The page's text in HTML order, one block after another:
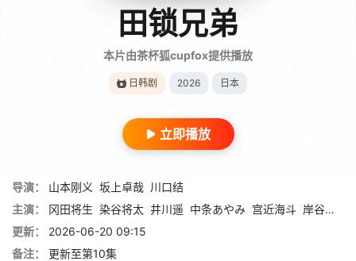
田锁兄弟
本片由茶杯狐cupfox提供播放
日韩剧 2026 日本
立即播放
导演： 山本刚义 坂上卓哉 川口结
主演：
冈田将生 染谷将太 井川遥 中条あやみ 宫近海斗 岸谷五朗
更新：
2026-06-20 09:15
备注：
更新至第10集